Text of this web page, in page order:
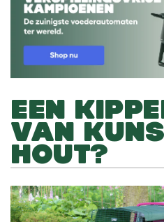
EEN
VAN
HOUT?